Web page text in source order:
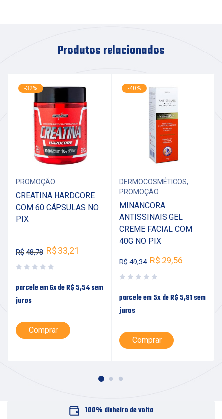
Produtos relacionados
-32%
PROMOÇÃO
CREATINA HARDCORE
COM 60 CÁPSULAS NO
PIX
R$48,78 R$ 33,21
parcele em 6x deR$ 5,54sem
juros
Comprar
-40%
DERMOCOSMÉTICOS,
PROMOÇÃO
MINANCORA
ANTISSINAIS GEL
CREME FACIAL COM
40G NO PIX
R$49,34 R$ 29,56
parcele em 5x deR$ 5,91 sem
juros
Comprar
100% dinheiro de volta